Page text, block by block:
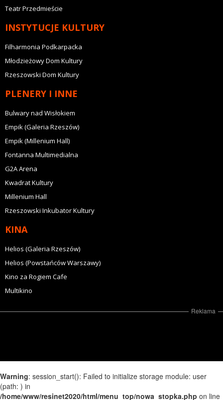
Teatr Przedmieście
INSTYTUCJE KULTURY
Filharmonia Podkarpacka
Młodzieżowy Dom Kultury
Rzeszowski Dom Kultury
PLENERY I INNE
Bulwary nad Wisłokiem
Empik (Galeria Rzeszów)
Empik (Millenium Hall)
Fontanna Multimedialna
G2A Arena
Kwadrat Kultury
Millenium Hall
Rzeszowski Inkubator Kultury
KINA
Helios (Galeria Rzeszów)
Helios (Powstańców Warszawy)
Kino za Rogiem Cafe
Multikino
Reklama
Warning: session_start(): Failed to initialize storage module: user
(path: ) in
/home/www/resinet2020/html/menu_top/nowa_stopka.php on line